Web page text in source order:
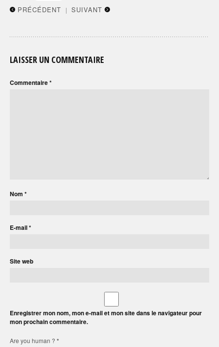
PRÉCÉDENT | SUIVANT
LAISSER UN COMMENTAIRE
Commentaire*
Nom *
E-mail*
Site web
Enregistrer mon nom, mon e-mail et mon site dans le navigateur pour
mon prochain commentaire.
Are you human ? *